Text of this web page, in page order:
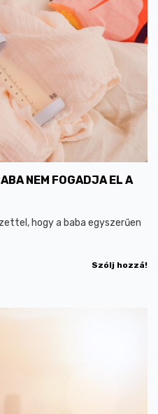
NEM FOGADJA EL A
hogy a baba egyszerűen
Szólj hozzá!